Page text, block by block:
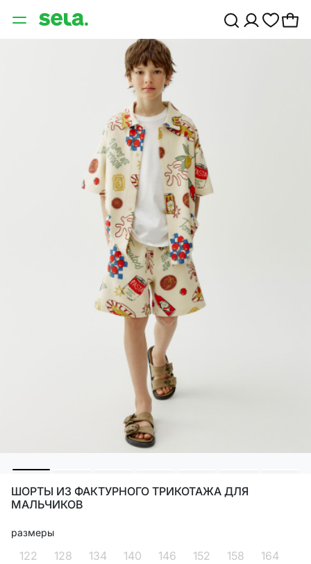
ШОРТЫ ИЗ ФАКТУРНОГО ТРИКОТАЖА ДЛЯ
МАЛЬЧИКОВ
размеры
122 128 134 140 146 152 158 164